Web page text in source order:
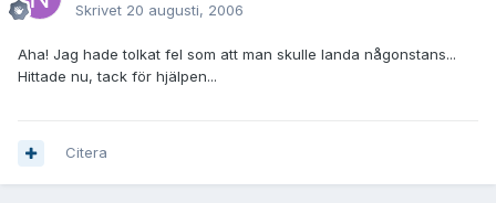
Skrivet 20 augusti, 2006
Aha! Jag hade tolkat fel som att man skulle landa någonstans...
Hittade nu, tack för hjälpen...
Citera